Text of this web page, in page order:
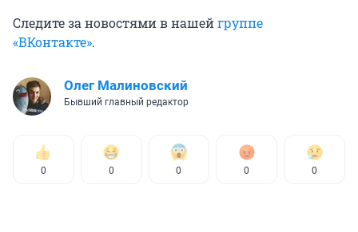
Следите за новостями в нашейгруппе
«ВКонтакте».
Олег Малиновский
Бывший главный редактор
0 0 0 0 0